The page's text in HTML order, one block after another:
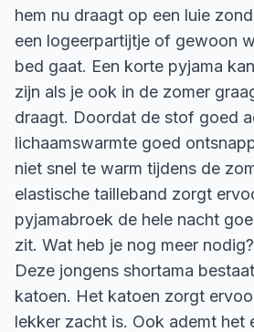
hem nu draagt op een luie
een logeerpartijtje of gewoon
bed gaat. Een korte pyjama
zijn als je ook in de zomer
draagt. Doordat de stof goed
lichaamswarmte goed
niet snel te warm tijdens de
elastische tailleband zorgt
pyjamabroek de hele nacht
zit. Wat heb je nog meer nodig?
Deze jongens shortama
katoen. Het katoen zorgt
lekker zacht is. Ook ademt het